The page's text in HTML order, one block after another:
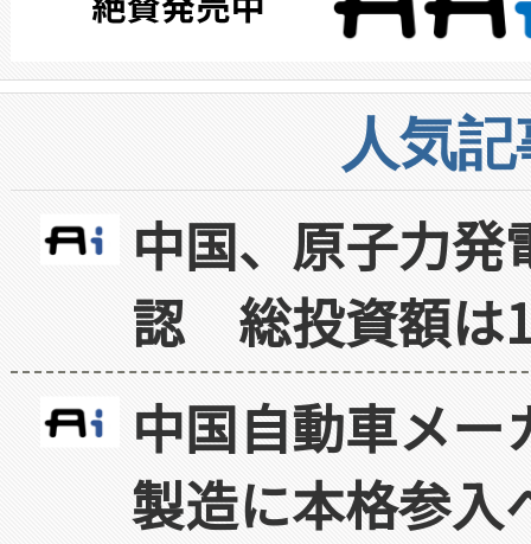
人気
中国、原子力
認 総投資額は
中国自動車メ
製造に本格参入